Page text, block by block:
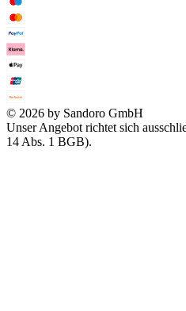
© 2026 by Sandoro GmbH
Unser Angebot richtet sich
14 Abs. 1 BGB).